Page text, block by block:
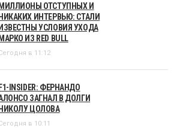
МИЛЛИОНЫ ОТСТУПНЫХ И
НИКАКИХ ИНТЕРВЬЮ: СТАЛИ
ИЗВЕСТНЫ УСЛОВИЯ УХОДА
МАРКО ИЗ RED BULL
в 11:12
F1-INSIDER: ФЕРНАНДО
ЗАГНАЛ В ДОЛГИ
НИКОЛУ ЦОЛОВА
в 10:11